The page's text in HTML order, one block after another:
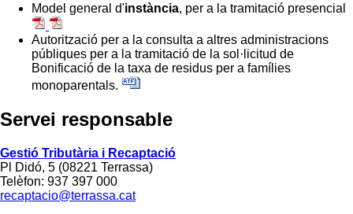
Model general d'instància, per a la tramitació presencial
Autorització per a la consulta a altres administracions
públiques per a la tramitació de la sol·licitud de
Bonificació de la taxa de residus per a famílies
monoparentals.
Servei responsable
Gestió Tributària i Recaptació
Pl Didó, 5 (08221 Terrassa)
Telèfon: 937 397 000
recaptacio@terrassa.cat